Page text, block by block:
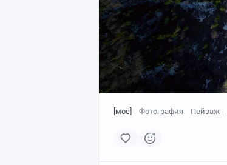
[моё] Фотография Пейзаж